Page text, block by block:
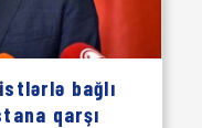
bağlı
qarşı